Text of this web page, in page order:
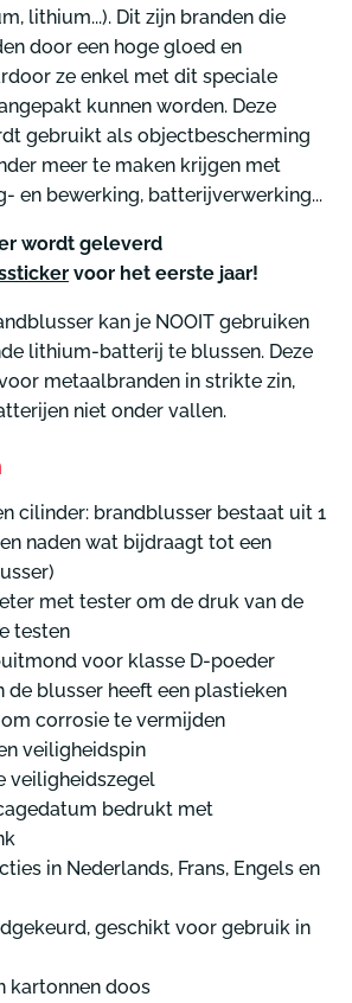
lithium...). Dit zijn branden die
door een hoge gloed en
ze enkel met dit speciale
kunnen worden. Deze
gebruikt als objectbescherming
meer te maken krijgen met
en bewerking, batterijverwerking...
wordt geleverd
voor het eerste jaar!
kan je NOOIT gebruiken
lithium-batterij te blussen. Deze
metaalbranden in strikte zin,
niet onder vallen.
cilinder: brandblusser bestaat uit 1
naden wat bijdraagt tot een
met tester om de druk van de
testen
voor klasse D-poeder
de blusser heeft een plastieken
corrosie te vermijden
veiligheidspin
veiligheidszegel
bedrukt met
in Nederlands, Frans, Engels en
geschikt voor gebruik in
kartonnen doos